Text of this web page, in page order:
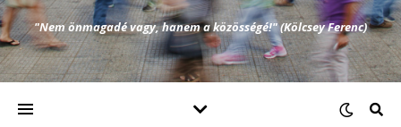
"Nem önmagadé vagy, hanem a közösségé!" (Kölcsey Ferenc)